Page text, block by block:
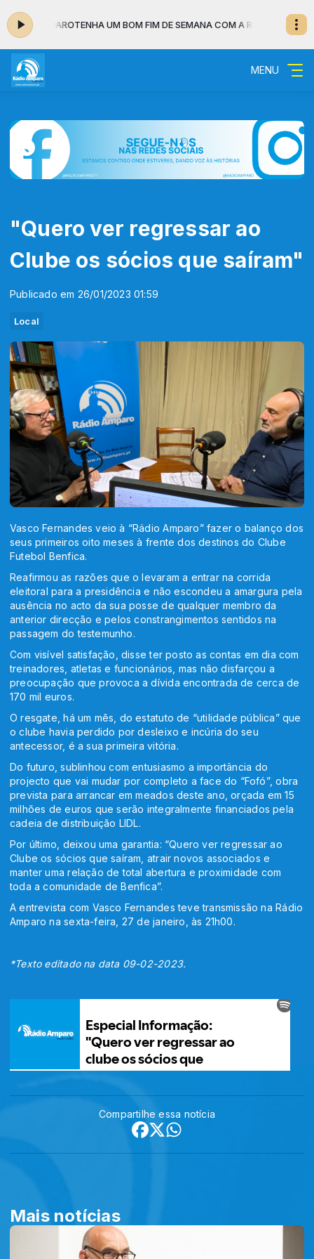
AMPAROTENHA UM BOM FIM DE SEMANA COM A RÁDIO AMPARO
MENU
"Quero ver regressar ao
Clube os sócios que saíram"
Publicado em 26/01/2023 01:59
Local
Vasco Fernandes veio à “Rádio Amparo” fazer o balanço dos
seus primeiros oito meses à frente dos destinos do Clube
Futebol Benfica.
Reafirmou as razões que o levaram a entrar na corrida
eleitoral para a presidência e não escondeu a amargura pela
ausência no acto da sua posse de qualquer membro da
anterior direcção e pelos constrangimentos sentidos na
passagem do testemunho.
Com visível satisfação, disse ter posto as contas em dia com
treinadores, atletas e funcionários, mas não disfarçou a
preocupação que provoca a dívida encontrada de cerca de
170 mil euros.
O resgate, há um mês, do estatuto de “utilidade pública” que
o clube havia perdido por desleixo e incúria do seu
antecessor, é a sua primeira vitória.
Do futuro, sublinhou com entusiasmo a importância do
projecto que vai mudar por completo a face do “Fofó”, obra
prevista para arrancar em meados deste ano, orçada em 15
milhões de euros que serão integralmente financiados pela
cadeia de distribuição LIDL.
Por último, deixou uma garantia: “Quero ver regressar ao
Clube os sócios que saíram, atrair novos associados e
manter uma relação de total abertura e proximidade com
toda a comunidade de Benfica”.
A entrevista com Vasco Fernandes teve transmissão na Rádio
Amparo na sexta-feira, 27 de janeiro, às 21h00.
*Texto editado na data 09-02-2023.
Compartilhe essa notícia
Mais notícias